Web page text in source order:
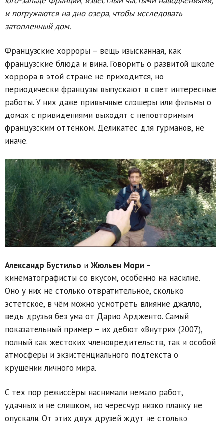
и погружаются на дно озера, чтобы исследовать
затопленный дом.
Французские хорроры – вещь изысканная, как
французские блюда и вина. Говорить о развитой школе
хоррора в этой стране не приходится, но
периодически французы выпускают в свет интересные
работы. У них даже привычные слэшеры или фильмы о
домах с привидениями выходят с неповторимым
французским оттенком. Деликатес для гурманов, не
иначе.
Александр Бустильо и Жюльен Мори –
кинематографисты со вкусом, особенно на насилие.
Оно у них не столько отвратительное, сколько
эстетское, в чём можно усмотреть влияние джалло,
ведь друзья без ума от Дарио Ардженто. Самый
показательный пример – их дебют «Внутри» (2007),
полный как жестоких членовредительств, так и особой
атмосферы и экзистенциального подтекста о
крушении личного мира.
С тех пор режиссёры наснимали немало работ,
удачных и не слишком, но чересчур низко планку не
опускали. От этих двух друзей ждут не столько